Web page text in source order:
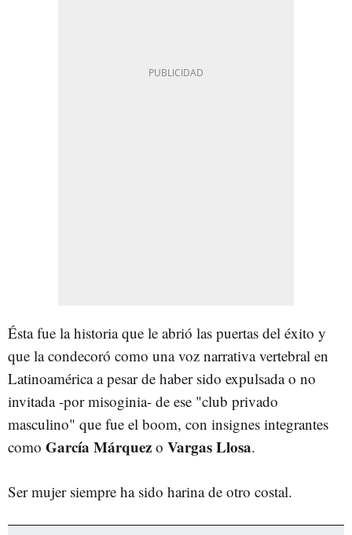
Ésta fue la historia que le abrió las puertas del éxito y
que la condecoró como una voz narrativa vertebral en
Latinoamérica a pesar de haber sido expulsada o no
invitada -por misoginia- de ese "club privado
masculino" que fue el boom, con insignes integrantes
como García Márquez o Vargas Llosa.
Ser mujer siempre ha sido harina de otro costal.